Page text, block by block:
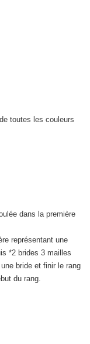
toutes les couleurs
dans la première
représentant une
*2 brides 3 mailles
bride et finir le rang
du rang.